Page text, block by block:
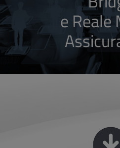
e Reale